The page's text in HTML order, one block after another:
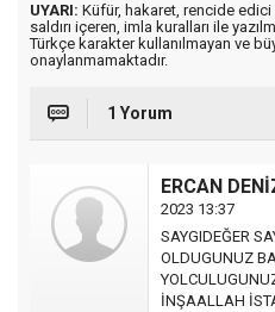
UYARI: Küfür, hakaret, rencide
saldırı içeren, imla kuralları ile
Türkçe karakter kullanılmayan ve
onaylanmamaktadır.
1 Yorum
ERCAN
2023 13:37
SAYGIDEĞER
OLDUGUNUZ
İNŞAALLAH